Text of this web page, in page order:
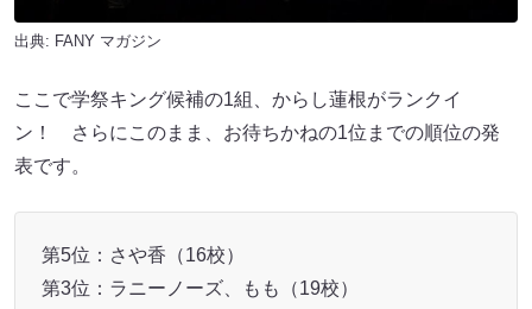
出典: FANY マガジン
ここで学祭キング候補の1組、からし蓮根がランクイ
ン！ さらにこのまま、お待ちかねの1位までの順位の発
表です。
第5位：さや香（16校）
第3位：ラニーノーズ、もも（19校）